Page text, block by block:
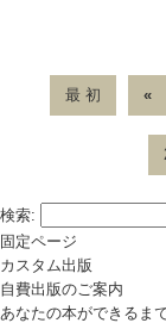
最 初 «
検索:
固定ページ
カスタム出版
自費出版のご案内
あなたの本ができるま